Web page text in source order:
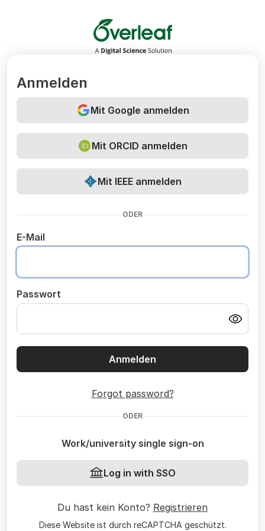
Overleaf
Anmelden
Mit Google anmelden
Mit ORCID anmelden
Mit IEEE anmelden
ODER
E-Mail
Passwort
Anmelden
Forgot password?
ODER
Work/university single sign-on
Log in with SSO
Du hast kein Konto? Registrieren
Diese Website ist durch reCAPTCHA geschützt.